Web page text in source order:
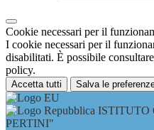
Cookie necessari per il
I cookie necessari per il
disabilitati. È possibile
policy.
Accetta tutti Salva le
ISTITUTO
PERTINI"